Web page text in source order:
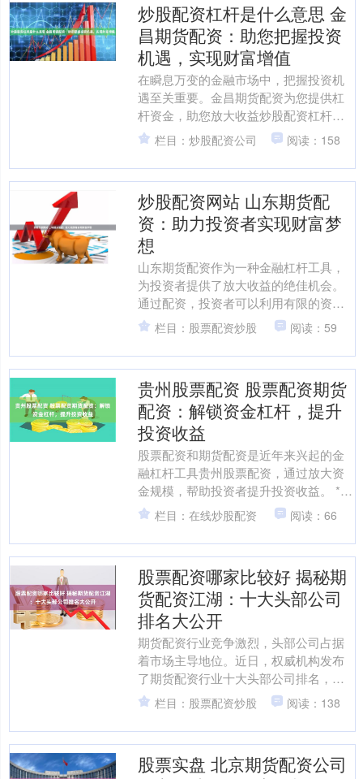
炒股配资杠杆是什么意思 金
昌期货配资：助您把握投资
机遇，实现财富增值
在瞬息万变的金融市场中，把握投资机
遇至关重要。金昌期货配资为您提供杠
杆资金，助您放大收益炒股配资杠杆是
什么意思，实现财富增值。 1.监管许
可：合法的股票配资平台....
栏目：炒股配资公司 阅读：158
炒股配资网站 山东期货配
资：助力投资者实现财富梦
想
山东期货配资作为一种金融杠杆工具，
为投资者提供了放大收益的绝佳机会。
通过配资，投资者可以利用有限的资金
撬动更大的资金量，从而提升潜在收
益。 股点网配资提供高达1....
栏目：股票配资炒股 阅读：59
贵州股票配资 股票配资期货
配资：解锁资金杠杆，提升
投资收益
股票配资和期货配资是近年来兴起的金
融杠杆工具贵州股票配资，通过放大资
金规模，帮助投资者提升投资收益。 * **
放大收益：**杠杆融资可以放大投资收
益。例如，如果....
栏目：在线炒股配资 阅读：66
股票配资哪家比较好 揭秘期
货配资江湖：十大头部公司
排名大公开
期货配资行业竞争激烈，头部公司占据
着市场主导地位。近日，权威机构发布
了期货配资行业十大头部公司排名，为
投资者提供参考。 股票配资网采用先进
的风控系统，严格把控风....
栏目：股票配资炒股 阅读：138
股票实盘 北京期货配资公司